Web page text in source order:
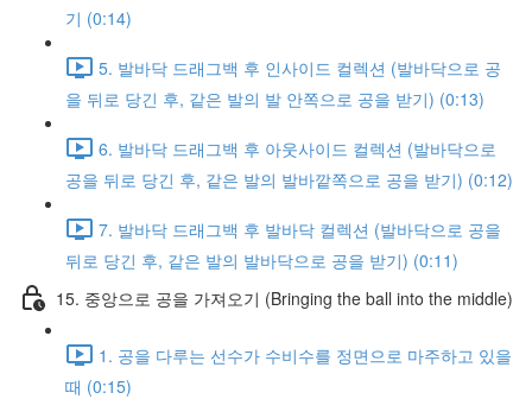
기 (0:14)
5. 발바닥 드래그백 후 인사이드 컬렉션 (발바닥으로 공
을 뒤로 당긴 후, 같은 발의 발 안쪽으로 공을 받기) (0:13)
6. 발바닥 드래그백 후 아웃사이드 컬렉션 (발바닥으로
공을 뒤로 당긴 후, 같은 발의 발바깥쪽으로 공을 받기) (0:12)
7. 발바닥 드래그백 후 발바닥 컬렉션 (발바닥으로 공을
뒤로 당긴 후, 같은 발의 발바닥으로 공을 받기) (0:11)
15. 중앙으로 공을 가져오기 (Bringing the ball into the middle)
1. 공을 다루는 선수가 수비수를 정면으로 마주하고 있을
때 (0:15)